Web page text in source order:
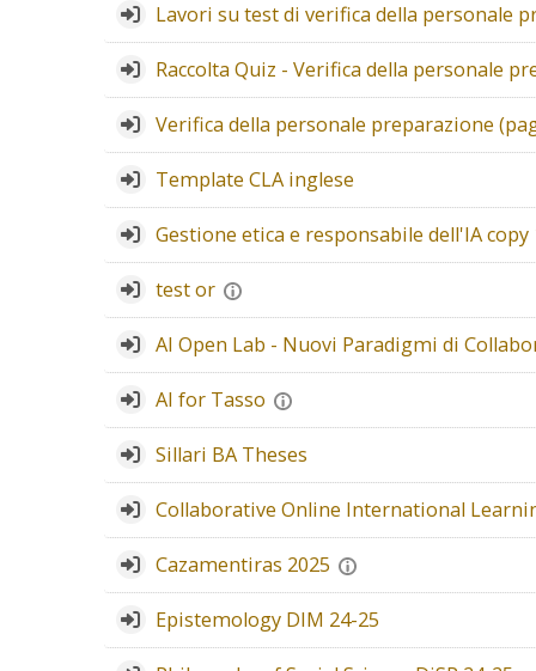
Lavori su test di verifica della personale
Raccolta Quiz - Verifica della personale
Verifica della personale preparazione
Template CLA inglese
Gestione etica e responsabile dell'IA copy
test or
AI Open Lab - Nuovi Paradigmi di
AI for Tasso
Sillari BA Theses
Collaborative Online International
Cazamentiras 2025
Epistemology DIM 24-25